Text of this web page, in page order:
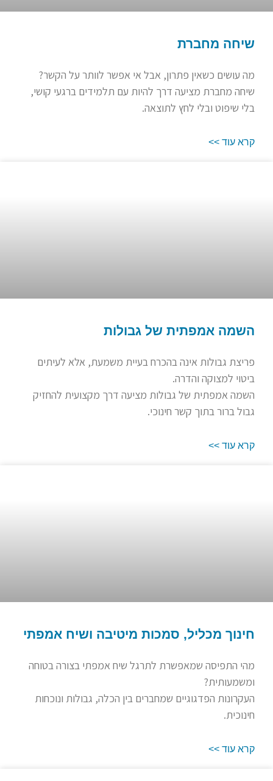
שיחה מחברת
מה עושים כשאין פתרון, אבל אי אפשר לוותר על הקשר?
שיחה מחברת מציעה דרך להיות עם תלמידים ברגעי קושי,
בלי שיפוט ובלי לחץ לתוצאה.
קרא עוד >>
השמה אמפתית של גבולות
פריצת גבולות אינה בהכרח בעיית משמעת, אלא לעיתים
ביטוי למצוקה והדרה.
השמה אמפתית של גבולות מציעה דרך מקצועית להחזיק
גבול ברור בתוך קשר חינוכי.
קרא עוד >>
חינוך מכליל, סמכות מיטיבה ושיח אמפתי
מהי התפיסה שמאפשרת לתרגל שיח אמפתי בצורה בטוחה
ומשמעותית?
העקרונות הפדגוגיים שמחברים בין הכלה, גבולות ונוכחות
חינוכית.
קרא עוד >>